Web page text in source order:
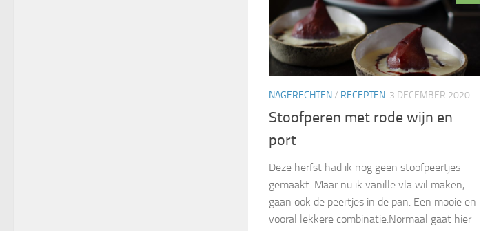
NAGERECHTEN/ RECEPTEN 3 DECEMBER 2020
Stoofperen met rode wijn en
port
Deze herfst had ik nog geen stoofpeertjes
gemaakt. Maar nu ik vanille vla wil maken,
gaan ook de peertjes in de pan. Een mooie en
vooral lekkere combinatie.Normaal gaat hier